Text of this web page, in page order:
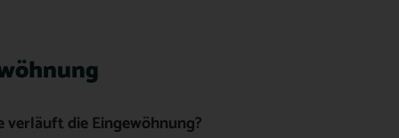
verläuft die Eingewöhnung?